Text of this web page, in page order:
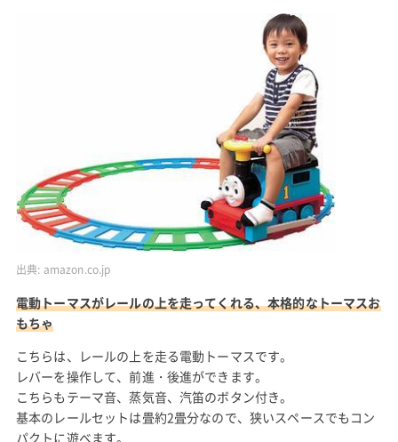
出典: amazon.co.jp
電動トーマスがレールの上を走ってくれる、本格的なトーマスお
もちゃ
こちらは、レールの上を走る電動トーマスです。
レバーを操作して、前進・後進ができます。
こちらもテーマ音、蒸気音、汽笛のボタン付き。
基本のレールセットは畳約2畳分なので、狭いスペースでもコン
パクトに遊べます。